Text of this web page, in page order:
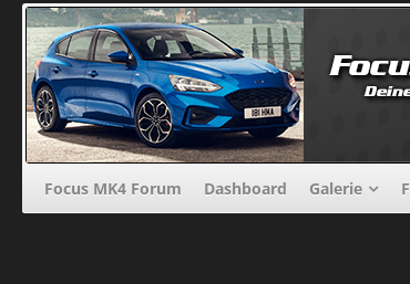
Focus MK4 Forum Dashboard Galerie